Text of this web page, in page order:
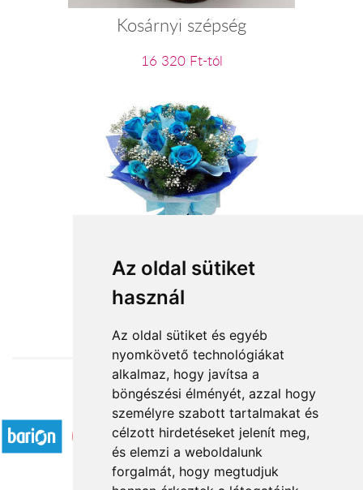
Az oldal sütiket
használ
Az oldal sütiket és egyéb
nyomkövető technológiákat
alkalmaz, hogy javítsa a
böngészési élményét, azzal hogy
személyre szabott tartalmakat és
célzott hirdetéseket jelenít meg,
és elemzi a weboldalunk
forgalmát, hogy megtudjuk
Kosárnyi szépség
16 320 Ft-tól
Kék ég
32 000 Ft-tól
Elfogadott fizetési módok